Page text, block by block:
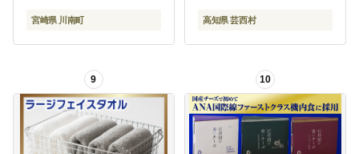
宮崎県 川南町 高知県 芸西村
9 10